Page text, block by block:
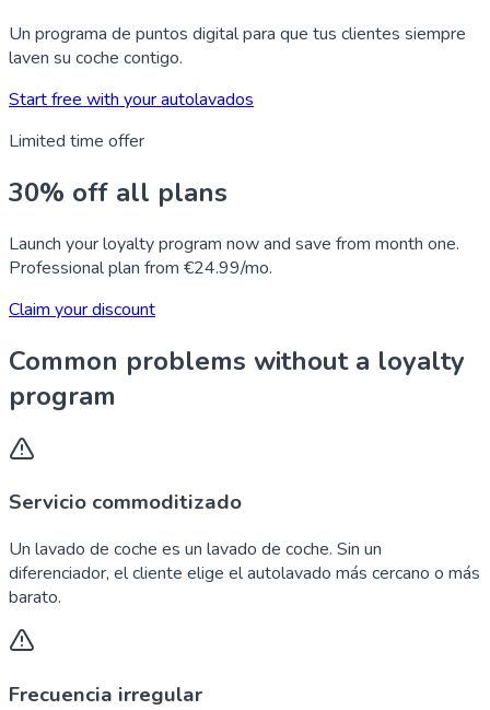
Un programa de puntos digital para que tus clientes siempre
laven su coche contigo.
Start free with your autolavados
Limited time offer
30% off all plans
Launch your loyalty program now and save from month one.
Professional plan from €24.99/mo.
Claim your discount
Common problems without a loyalty
program
Servicio commoditizado
Un lavado de coche es un lavado de coche. Sin un
diferenciador, el cliente elige el autolavado más cercano o más
barato.
Frecuencia irregular